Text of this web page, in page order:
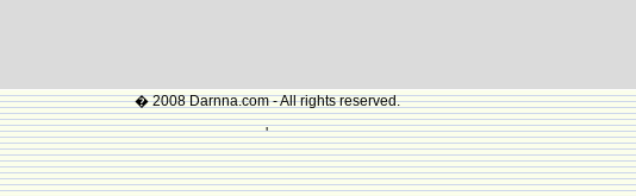
� 2008 Darnna.com - All rights reserved.
'